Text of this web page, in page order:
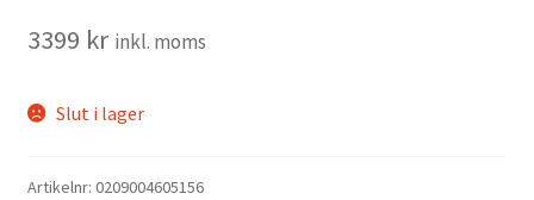
3399 kr inkl. moms
Slut i lager
Artikelnr: 0209004605156